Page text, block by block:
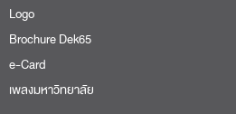
Logo
Brochure Dek65
e-Card
เพลงมหาวิทยาลัย